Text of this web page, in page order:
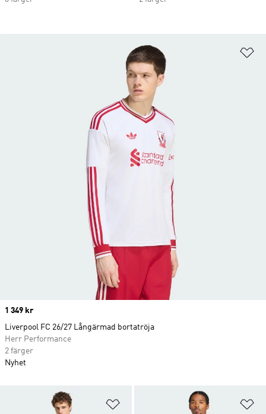
Lägg till på önskelistan
Price
1 349 kr
Liverpool FC 26/27 Långärmad bortatröja
Herr Performance
2 färger
Nyhet